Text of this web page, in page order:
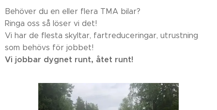
Behöver du en eller flera TMA bilar?
Ringa oss så löser vi det!
Vi har de flesta skyltar, fartreduceringar, utrustning
som behövs för jobbet!
Vi jobbar dygnet runt, åtet runt!